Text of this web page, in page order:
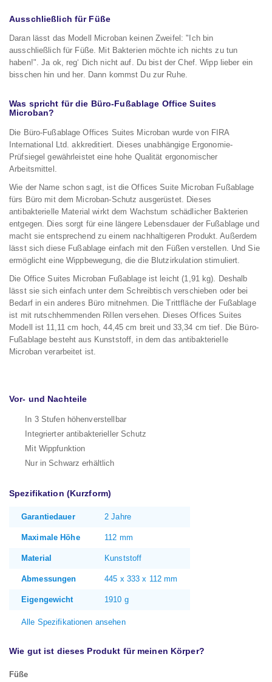
Ausschließlich für Füße
Daran lässt das Modell Microban keinen Zweifel: "Ich bin
ausschließlich für Füße. Mit Bakterien möchte ich nichts zu tun
haben!". Ja ok, reg‘ Dich nicht auf. Du bist der Chef. Wipp lieber ein
bisschen hin und her. Dann kommst Du zur Ruhe.
Was spricht für die Büro-Fußablage Office Suites
Microban?
Die Büro-Fußablage Offices Suites Microban wurde von FIRA
International Ltd. akkreditiert. Dieses unabhängige Ergonomie-
Prüfsiegel gewährleistet eine hohe Qualität ergonomischer
Arbeitsmittel.
Wie der Name schon sagt, ist die Offices Suite Microban Fußablage
fürs Büro mit dem Microban-Schutz ausgerüstet. Dieses
antibakterielle Material wirkt dem Wachstum schädlicher Bakterien
entgegen. Dies sorgt für eine längere Lebensdauer der Fußablage und
macht sie entsprechend zu einem nachhaltigeren Produkt. Außerdem
lässt sich diese Fußablage einfach mit den Füßen verstellen. Und Sie
ermöglicht eine Wippbewegung, die die Blutzirkulation stimuliert.
Die Office Suites Microban Fußablage ist leicht (1,91 kg). Deshalb
lässt sie sich einfach unter dem Schreibtisch verschieben oder bei
Bedarf in ein anderes Büro mitnehmen. Die Trittfläche der Fußablage
ist mit rutschhemmenden Rillen versehen. Dieses Offices Suites
Modell ist 11,11 cm hoch, 44,45 cm breit und 33,34 cm tief. Die Büro-
Fußablage besteht aus Kunststoff, in dem das antibakterielle
Microban verarbeitet ist.
Vor- und Nachteile
In 3 Stufen höhenverstellbar
Integrierter antibakterieller Schutz
Mit Wippfunktion
Nur in Schwarz erhältlich
Spezifikation (Kurzform)
Garantiedauer 2 Jahre
Maximale Höhe 112 mm
Material Kunststoff
Abmessungen 445 x 333 x 112 mm
Eigengewicht 1910 g
Alle Spezifikationen ansehen
Wie gut ist dieses Produkt für meinen Körper?
Füße